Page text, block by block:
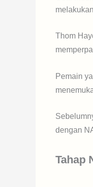
Thom
Pemain
dengan
Tahap